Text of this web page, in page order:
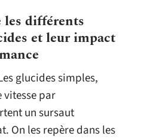
les différents
et leur impact
glucides simples,
vitesse par
un sursaut
On les repère dans les